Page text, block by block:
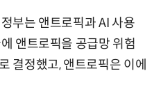
부는 앤트로픽과 AI 사용
앤트로픽을 공급망 위험
결정했고, 앤트로픽은 이에